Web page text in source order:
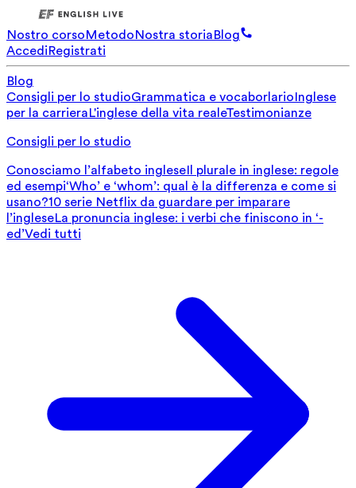
Nostro corsoMetodoNostra storiaBlog
AccediRegistrati
Blog
Consigli per lo studioGrammatica e vocaborlarioInglese
per la carrieraL'inglese della vita realeTestimonianze
Consigli per lo studio
Conosciamo l’alfabeto ingleseIl plurale in inglese: regole
ed esempi‘Who’ e ‘whom’: qual è la differenza e come si
usano?10 serie Netflix da guardare per imparare
l’ingleseLa pronuncia inglese: i verbi che finiscono in ‘-
ed’Vedi tutti